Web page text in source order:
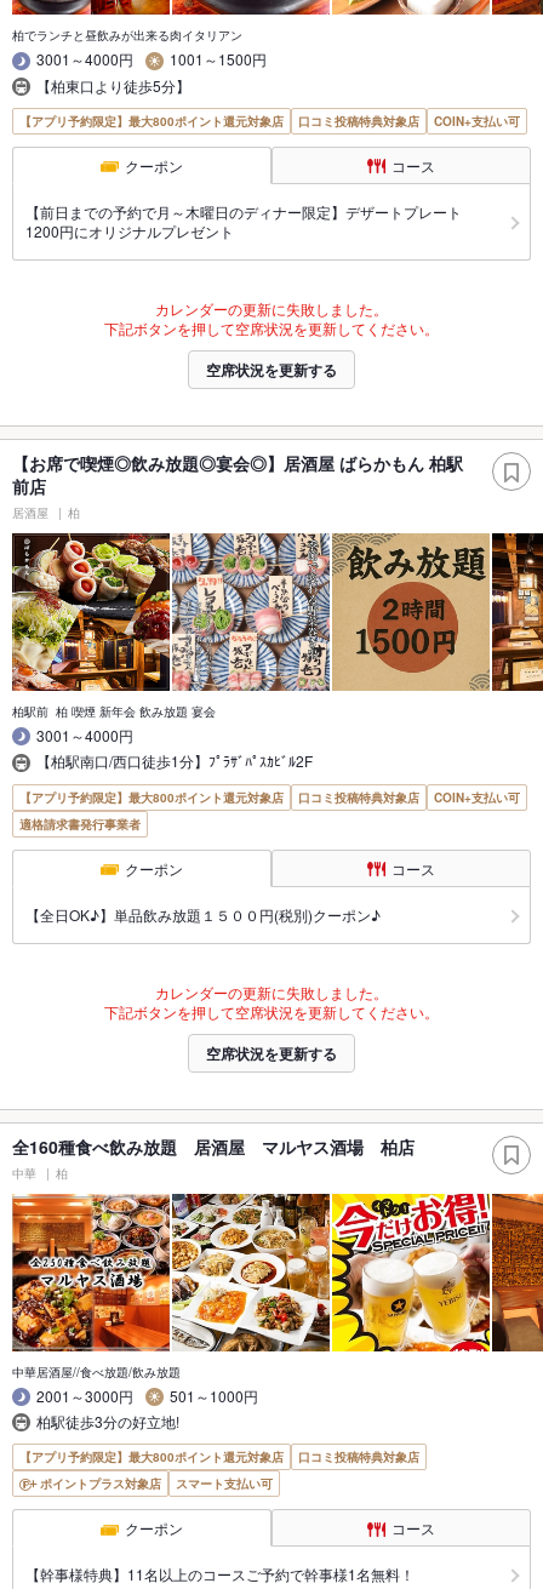
柏でランチと昼飲みが出来る肉イタリアン
3001～4000円
1001～1500円
【柏東口より徒歩5分】
【アプリ予約限定】最大800ポイント還元対象店 口コミ投稿特典対象店 COIN+支払い可
クーポン コース
【前日までの予約で月～木曜日のディナー限定】デザートプレート
1200円にオリジナルプレゼント
カレンダーの更新に失敗しました。
下記ボタンを押して空席状況を更新してください。
空席状況を更新する
【お席で喫煙◎飲み放題◎宴会◎】居酒屋 ばらかもん 柏駅
前店
居酒屋 柏
柏駅前 柏 喫煙 新年会 飲み放題 宴会
3001～4000円
【柏駅南口/西口徒歩1分】ﾌﾟﾗｻﾞﾊﾟｽｶﾋﾞﾙ2F
【アプリ予約限定】最大800ポイント還元対象店 口コミ投稿特典対象店
COIN+支払い可
適格請求書発行事業者
クーポン コース
【全日OK♪】単品飲み放題１５００円(税別)クーポン♪
カレンダーの更新に失敗しました。
下記ボタンを押して空席状況を更新してください。
空席状況を更新する
全160種食べ飲み放題 居酒屋 マルヤス酒場 柏店
中華 柏
中華居酒屋//食べ放題/飲み放題
2001～3000円
501～1000円
柏駅徒歩3分の好立地!
【アプリ予約限定】最大800ポイント還元対象店
口コミ投稿特典対象店
ポイントプラス対象店
スマート支払い可
クーポン コース
【幹事様特典】11名以上のコースご予約で幹事様1名無料！